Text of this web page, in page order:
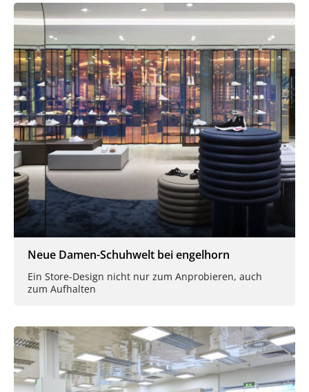
Neue Damen-Schuhwelt bei engelhorn
Ein Store-Design nicht nur zum Anprobieren, auch
zum Aufhalten